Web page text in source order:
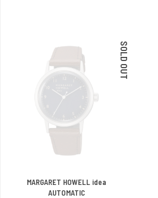
SOLD OUT
MARGARET HOWELL idea
AUTOMATIC